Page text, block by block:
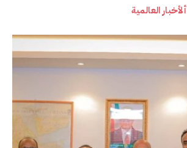
ألأخبار العالمية